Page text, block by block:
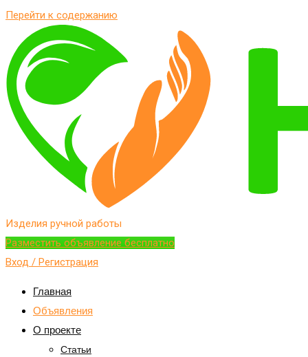
Перейти к содержанию
Изделия ручной работы
Разместить объявление бесплатно
Вход / Регистрация
Главная
Объявления
О проекте
Статьи